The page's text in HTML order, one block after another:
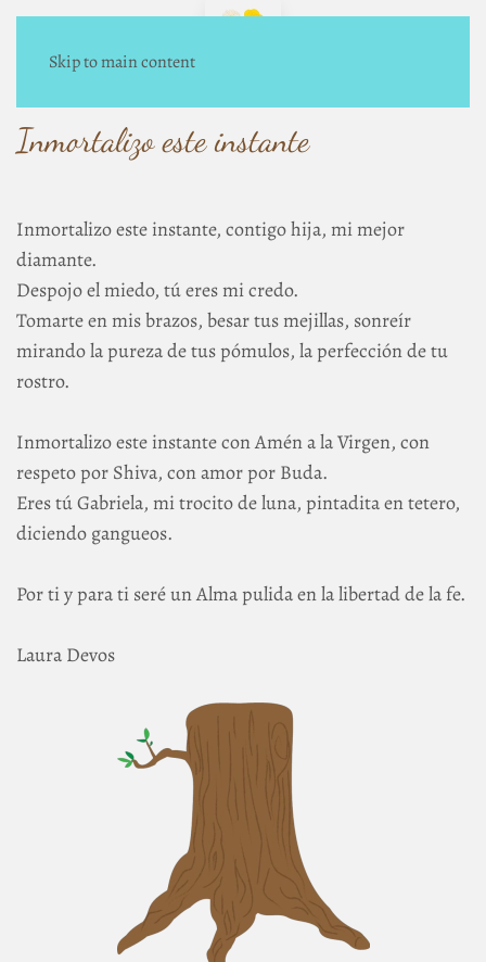
Skip to main content
Inmortalizo este instante
Inmortalizo este instante, contigo hija, mi mejor
diamante.
Despojo el miedo, tú eres mi credo.
Tomarte en mis brazos, besar tus mejillas, sonreír
mirando la pureza de tus pómulos, la perfección de tu
rostro.
Inmortalizo este instante con Amén a la Virgen, con
respeto por Shiva, con amor por Buda.
Eres tú Gabriela, mi trocito de luna, pintadita en tetero,
diciendo gangueos.
Por ti y para ti seré un Alma pulida en la libertad de la fe.
Laura Devos